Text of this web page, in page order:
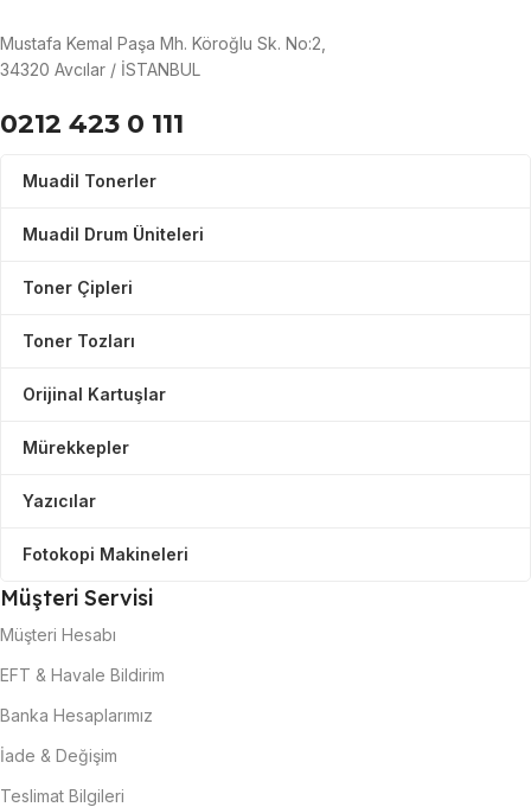
Mustafa Kemal Paşa Mh. Köroğlu Sk. No:2,
34320 Avcılar / İSTANBUL
0212 423 0 111
Muadil Tonerler
Muadil Drum Üniteleri
Toner Çipleri
Toner Tozları
Orijinal Kartuşlar
Mürekkepler
Yazıcılar
Fotokopi Makineleri
Müşteri Servisi
Müşteri Hesabı
EFT & Havale Bildirim
Banka Hesaplarımız
İade & Değişim
Teslimat Bilgileri